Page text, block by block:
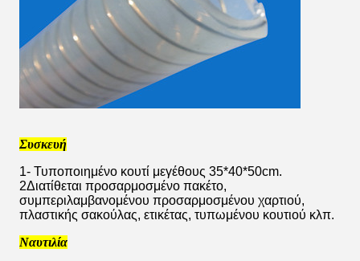
Συσκευή
1- Τυποποιημένο κουτί μεγέθους 35*40*50cm.
2Διατίθεται προσαρμοσμένο πακέτο,
συμπεριλαμβανομένου προσαρμοσμένου χαρτιού,
πλαστικής σακούλας, ετικέτας, τυπωμένου κουτιού κλπ.
Ναυτιλία